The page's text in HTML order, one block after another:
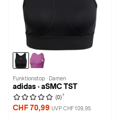
Funktionstop · Damen
adidas · aSMC TST
(0) 1
CHF 70,99 UVP CHF 109,95